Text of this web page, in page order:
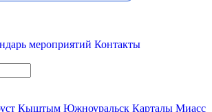
мероприятий Контакты
Кыштым Южноуральск Карталы Миасс